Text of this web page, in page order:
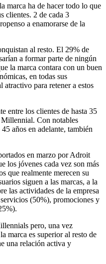
marca ha de hacer todo lo que
clientes. 2 de cada 3
a enamorarse de la
al resto. El 29% de
a formar parte de ningún
la marca contara con un buen
en todas sus
para retener a estos
entre los clientes de hasta 35
Millennial. Con notables
años en adelante, también
en marzo por Adroit
los jóvenes cada vez son más
que realmente merecen su
siguen a las marcas, a la
las actividades de la empresa
(50%), promociones y
pero, una vez
marca es superior al resto de
una relación activa y